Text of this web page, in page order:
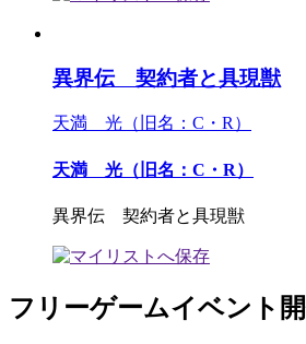
異界伝 契約者と具現獣
天満 光（旧名：C・R）
天満 光（旧名：C・R）
異界伝 契約者と具現獣
フリーゲームイベント開